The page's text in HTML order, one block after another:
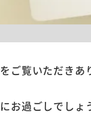
ご覧いただきあ
お過ごしでしょ